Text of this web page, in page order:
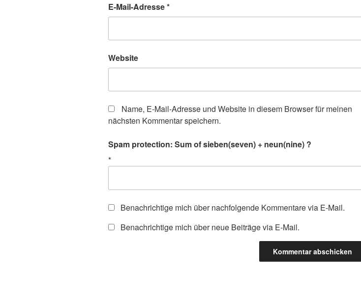
E-Mail-Adresse*
Website
Name, E-Mail-Adresse und Website in diesem Browser für meinen
nächsten Kommentar speichern.
Spam protection: Sum of sieben(seven) + neun(nine) ?
*
Benachrichtige mich über nachfolgende Kommentare via E-Mail.
Benachrichtige mich über neue Beiträge via E-Mail.